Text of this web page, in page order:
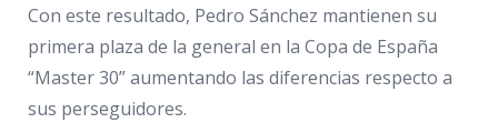
Con este resultado, Pedro Sánchez mantienen su
primera plaza de la general en la Copa de España
“Master 30” aumentando las diferencias respecto a
sus perseguidores.